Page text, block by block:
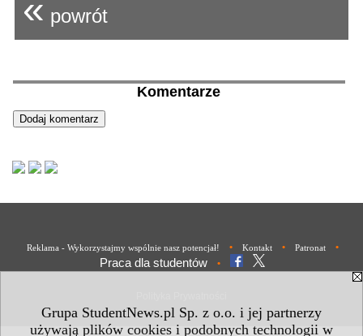
Grupa StudentNews.pl Sp. z o.o. i jej partnerzy
używają plików cookies i podobnych technologii w
« powrót
Komentarze
Reklama - Wykorzystajmy wspólnie nasz potencjał! • Kontakt • Patronat •
Praca dla studentów •